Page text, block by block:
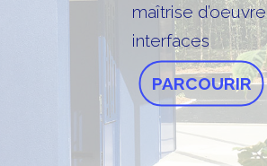
maîtrise d’oeuvre
interfaces
PARCOURIR